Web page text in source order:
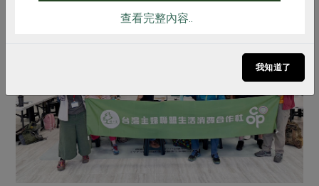
失中，其中海洋污染與海洋廢棄物就有巨大影響。
查看完整內容..
我知道了